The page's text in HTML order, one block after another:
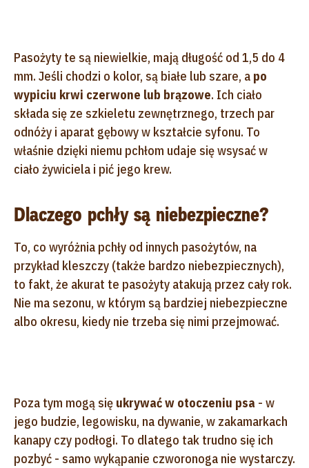
Pasożyty te są niewielkie, mają długość od 1,5 do 4
mm. Jeśli chodzi o kolor, są białe lub szare, a po
wypiciu krwi czerwone lub brązowe. Ich ciało
składa się ze szkieletu zewnętrznego, trzech par
odnóży i aparat gębowy w kształcie syfonu. To
właśnie dzięki niemu pchłom udaje się wsysać w
ciało żywiciela i pić jego krew.
Dlaczego pchły są niebezpieczne?
To, co wyróżnia pchły od innych pasożytów, na
przykład kleszczy (także bardzo niebezpiecznych),
to fakt, że akurat te pasożyty atakują przez cały rok.
Nie ma sezonu, w którym są bardziej niebezpieczne
albo okresu, kiedy nie trzeba się nimi przejmować.
Poza tym mogą się ukrywać w otoczeniu psa - w
jego budzie, legowisku, na dywanie, w zakamarkach
kanapy czy podłogi. To dlatego tak trudno się ich
pozbyć - samo wykąpanie czworonoga nie wystarczy.